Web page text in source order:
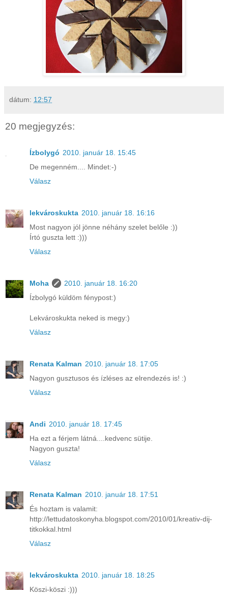
dátum: 12:57
20 megjegyzés:
Ízbolygó 2010. január 18. 15:45
De megenném.... Mindet:-)
Válasz
lekvároskukta 2010. január 18. 16:16
Most nagyon jól jönne néhány szelet belőle :))
Írtó guszta lett :)))
Válasz
Moha
2010. január 18. 16:20
Ízbolygó küldöm fénypost:)
Lekvároskukta neked is megy:)
Válasz
Renata Kalman 2010. január 18. 17:05
Nagyon gusztusos és ízléses az elrendezés is! :)
Válasz
Andi 2010. január 18. 17:45
Ha ezt a férjem látná....kedvenc sütije.
Nagyon guszta!
Válasz
Renata Kalman 2010. január 18. 17:51
És hoztam is valamit:
http://lettudatoskonyha.blogspot.com/2010/01/kreativ-dij-
titkokkal.html
Válasz
lekvároskukta 2010. január 18. 18:25
Köszi-köszi :)))